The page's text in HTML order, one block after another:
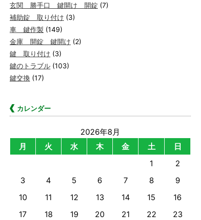
玄関 勝手口 鍵開け 開錠 (7)
補助錠 取り付け (3)
車 鍵作製 (149)
金庫 開錠 鍵開け (2)
鍵 取り付け (3)
鍵のトラブル (103)
鍵交換 (17)
カレンダー
2026年8月
月
火 水 木 金 土
日
1
2
3
4 5 6 7 8
9
10
11 12 13 14 15
16
17
18 19 20 21 22
23